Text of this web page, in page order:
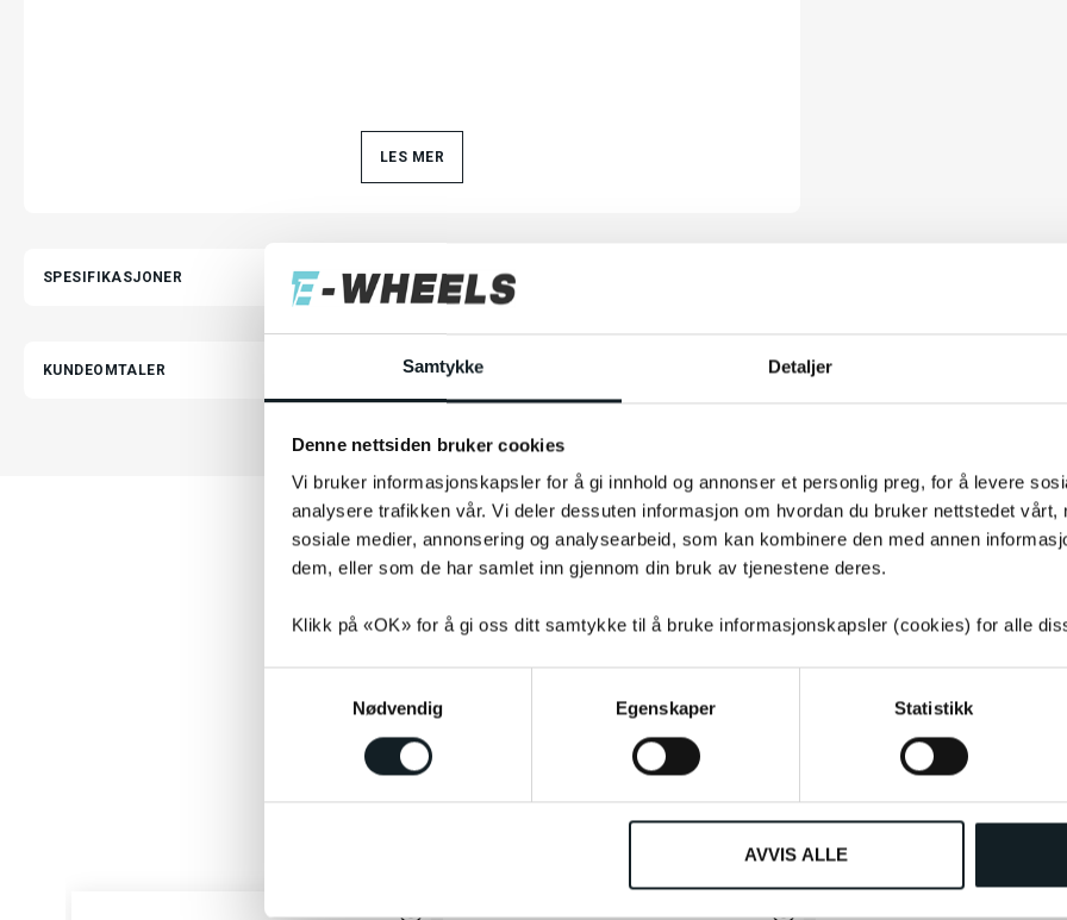
Samtykke Detaljer
Denne nettsiden bruker cookies
Vi bruker informasjonskapsler for å gi innhold og annonser et personlig preg, for å levere
analysere trafikken vår. Vi deler dessuten informasjon om hvordan du bruker nettstedet vårt,
sosiale medier, annonsering og analysearbeid, som kan kombinere den med annen
dem, eller som de har samlet inn gjennom din bruk av tjenestene deres.
Klikk på «OK» for å gi oss ditt samtykke til å bruke informasjonskapsler (cookies) for alle
v
Nødvendig Egenskaper Statistikk
AVVIS ALLE
LES MER
SPESIFIKASJONER
KUNDEOMTALER
Andre så også på
Andre kjøpte også